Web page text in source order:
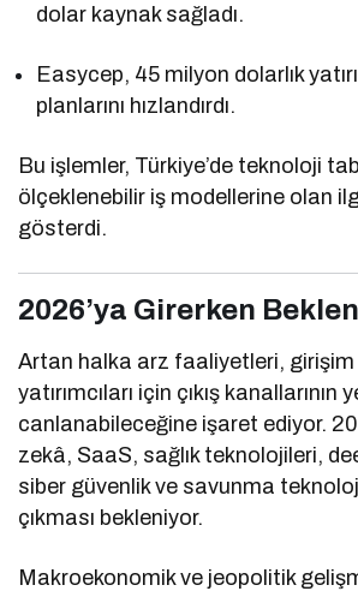
dolar kaynak sağladı.
Easycep, 45 milyon dolarlık
planlarını hızlandırdı.
Bu işlemler, Türkiye’de teknoloji
ölçeklenebilir iş modellerine olan
gösterdi.
2026’ya Girerken
Artan halka arz faaliyetleri,
yatırımcıları için çıkış kanallarının
canlanabileceğine işaret ediyor.
zekâ, SaaS, sağlık teknolojileri,
siber güvenlik ve savunma
çıkması bekleniyor.
Makroekonomik ve jeopolitik